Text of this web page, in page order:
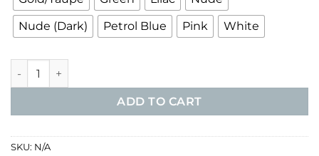
Nude (Dark)
Petrol Blue Pink White
Boucles d'Oreilles Chandelier en Filigrane quantity
ADD TO CART
SKU: N/A